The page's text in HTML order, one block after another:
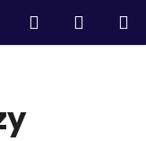
Hledat
KOŠÍK